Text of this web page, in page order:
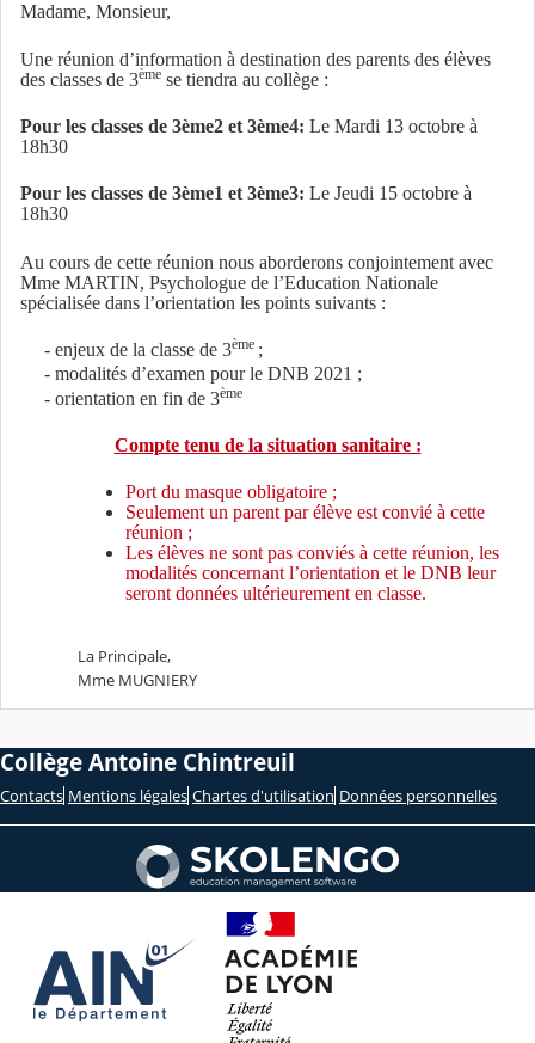
Madame, Monsieur,
Une réunion d’information à destination des parents des élèves
des classes de 3ème se tiendra au collège :
Pour les classes de 3ème2 et 3ème4: Le Mardi 13 octobre à
18h30
Pour les classes de 3ème1 et 3ème3: Le Jeudi 15 octobre à
18h30
Au cours de cette réunion nous aborderons conjointement avec
Mme MARTIN, Psychologue de l’Education Nationale
spécialisée dans l’orientation les points suivants :
- enjeux de la classe de 3ème ;
- modalités d’examen pour le DNB 2021 ;
- orientation en fin de 3ème
Compte tenu de la situation sanitaire :
Port du masque obligatoire ;
Seulement un parent par élève est convié à cette
réunion ;
Les élèves ne sont pas conviés à cette réunion, les
modalités concernant l’orientation et le DNB leur
seront données ultérieurement en classe.
La Principale,
Mme MUGNIERY
Collège Antoine Chintreuil
Contacts Mentions légales Chartes d'utilisation Données personnelles